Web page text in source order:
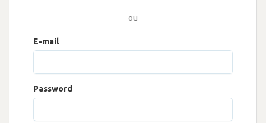
ou
E-mail
Password